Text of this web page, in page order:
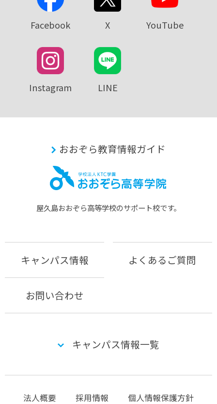
Facebook X YouTube
Instagram LINE
おおぞら教育情報ガイド
屋久島おおぞら⾼等学校のサポート校です。
キャンパス情報 よくあるご質問
お問い合わせ
キャンパス情報一覧
法人概要 採用情報 個人情報保護方針